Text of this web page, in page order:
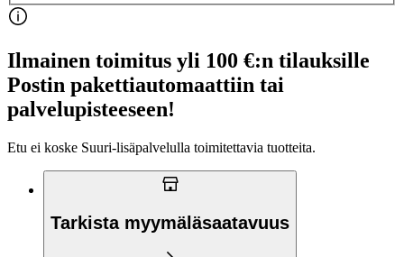
Ilmainen toimitus yli 100 €:n tilauksille
Postin pakettiautomaattiin tai
palvelupisteeseen!
Etu ei koske Suuri‑lisäpalvelulla toimitettavia tuotteita.
Tarkista myymäläsaatavuus